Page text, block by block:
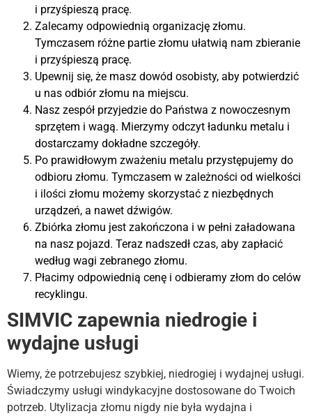
i przyśpieszą pracę.
Zalecamy odpowiednią organizację złomu.
Tymczasem różne partie złomu ułatwią nam zbieranie
i przyśpieszą pracę.
Upewnij się, że masz dowód osobisty, aby potwierdzić
u nas odbiór złomu na miejscu.
Nasz zespół przyjedzie do Państwa z nowoczesnym
sprzętem i wagą. Mierzymy odczyt ładunku metalu i
dostarczamy dokładne szczegóły.
Po prawidłowym zważeniu metalu przystępujemy do
odbioru złomu. Tymczasem w zależności od wielkości
i ilości złomu możemy skorzystać z niezbędnych
urządzeń, a nawet dźwigów.
Zbiórka złomu jest zakończona i w pełni załadowana
na nasz pojazd. Teraz nadszedł czas, aby zapłacić
według wagi zebranego złomu.
Płacimy odpowiednią cenę i odbieramy złom do celów
recyklingu.
SIMVIC zapewnia niedrogie i
wydajne usługi
Wiemy, że potrzebujesz szybkiej, niedrogiej i wydajnej usługi.
Świadczymy usługi windykacyjne dostosowane do Twoich
potrzeb. Utylizacja złomu nigdy nie była wydajna i